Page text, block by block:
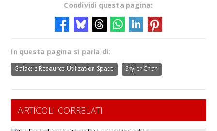
Condividi questa pagina:
In questa pagina si parla di:
Galactic Resource Utilization Space Skyler Chan
ARTICOLI CORRELATI